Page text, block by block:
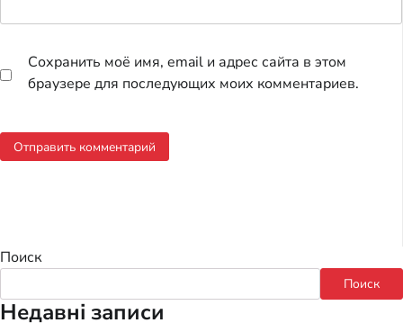
Сохранить моё имя, email и адрес сайта в этом
браузере для последующих моих комментариев.
Поиск
Поиск
Недавні записи